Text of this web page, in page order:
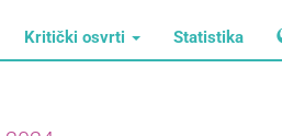
Kritički osvrti Statistika